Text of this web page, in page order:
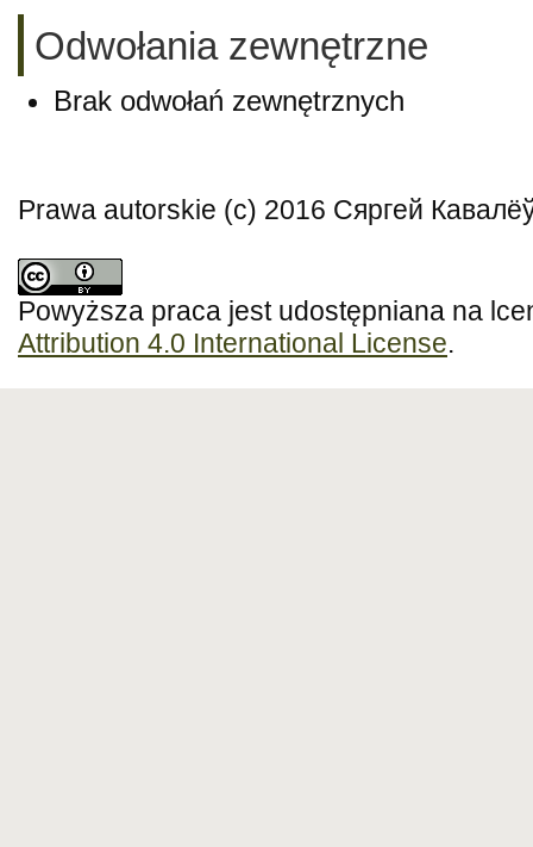
Odwołania zewnętrzne
Brak odwołań zewnętrznych
Prawa autorskie (c) 2016 Сяргей
Powyższa praca jest udostępniana na
Attribution 4.0 International License.